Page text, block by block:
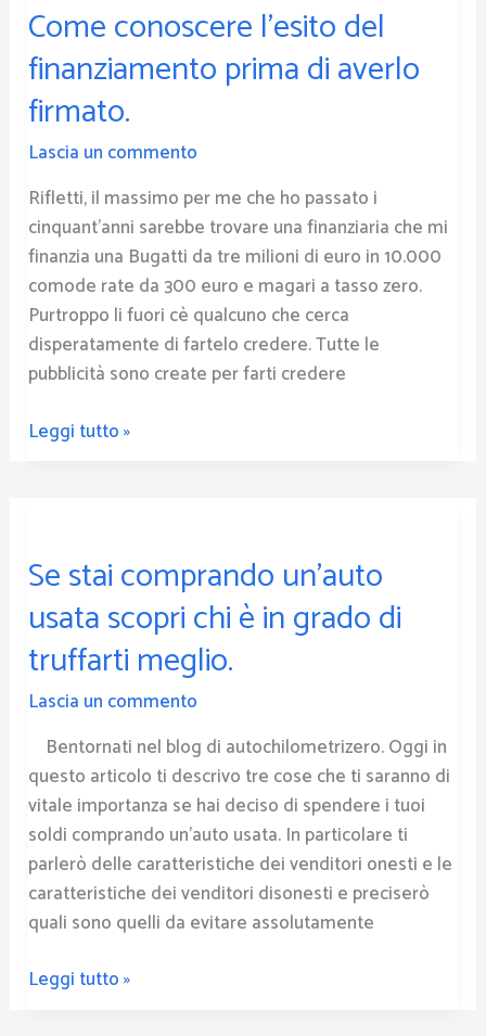
Come conoscere l’esito del
finanziamento prima di averlo
firmato.
Lascia un commento
Rifletti, il massimo per me che ho passato i
cinquant’anni sarebbe trovare una finanziaria che mi
finanzia una Bugatti da tre milioni di euro in 10.000
comode rate da 300 euro e magari a tasso zero.
Purtroppo li fuori cè qualcuno che cerca
disperatamente di fartelo credere. Tutte le
pubblicità sono create per farti credere
l’esito
del
finanziamento
prima
di
averlo
firmato.
Leggi tutto »
Se stai comprando un’auto
usata scopri chi è in grado di
truffarti meglio.
Lascia un commento
Bentornati nel blog di autochilometrizero. Oggi in
questo articolo ti descrivo tre cose che ti saranno di
vitale importanza se hai deciso di spendere i tuoi
soldi comprando un’auto usata. In particolare ti
parlerò delle caratteristiche dei venditori onesti e le
caratteristiche dei venditori disonesti e preciserò
quali sono quelli da evitare assolutamente
comprando
un’auto
usata
scopri
chi
è
grado
di
truffarti
meglio.
Leggi tutto »